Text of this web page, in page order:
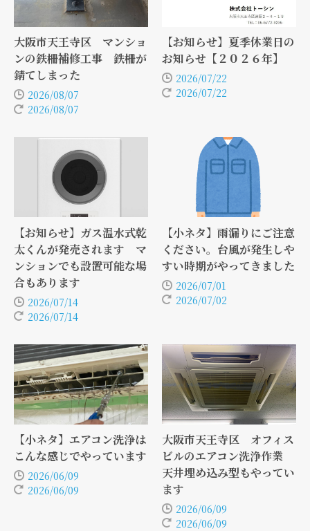
大阪市天王寺区 マンショ
ンの鉄柵補修工事 鉄柵が
錆てしまった
2026/08/07
2026/08/07
【お知らせ】夏季休業日の
お知らせ【２０２６年】
2026/07/22
2026/07/22
【お知らせ】ガス温水式乾
太くんが発売されます マ
ンションでも設置可能な場
合もあります
2026/07/14
2026/07/14
【小ネタ】雨漏りにご注意
ください。台風が発生しや
すい時期がやってきました
2026/07/01
2026/07/02
【小ネタ】エアコン洗浄は
こんな感じでやっています
2026/06/09
2026/06/09
大阪市天王寺区 オフィス
ビルのエアコン洗浄作業
天井埋め込み型もやってい
ます
2026/06/09
2026/06/09